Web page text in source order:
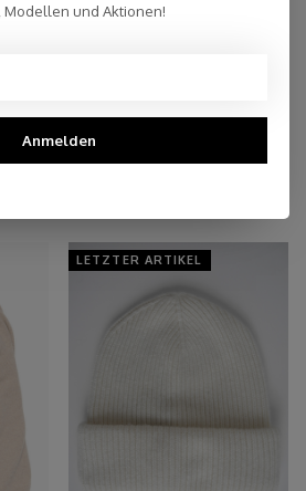
LETZTER ARTIKEL
Modellen und Aktionen!
Anmelden